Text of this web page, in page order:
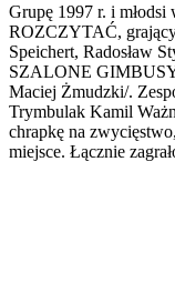
Grupę 1997 r. i młodsi
ROZCZYTAĆ,
Speichert, Radosław
SZALONE GIMBUSY
Maciej Żmudzki/.
Trymbulak Kamil
chrapkę na
miejsce. Łącznie